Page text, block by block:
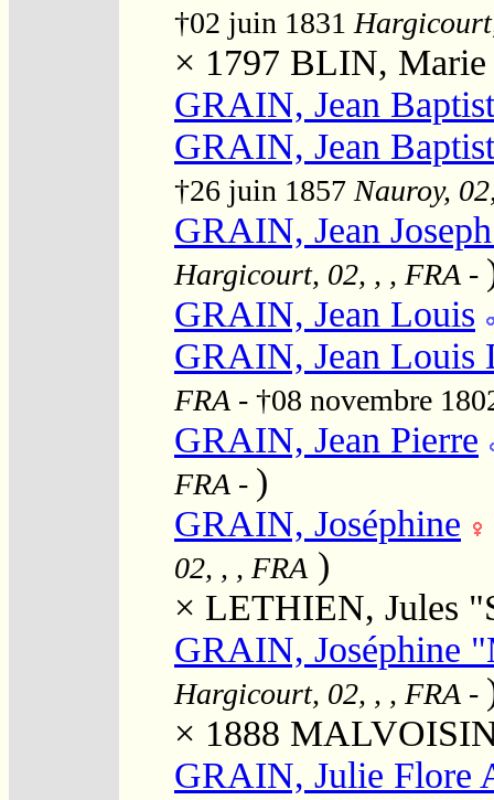
†02 juin 1831
× 1797 BLIN, Marie
GRAIN, Jean
GRAIN, Jean
†26 juin 1857 Nauroy,
GRAIN, Jean
Hargicourt, 02, , , FRA -
GRAIN, Jean Louis
GRAIN, Jean Louis
FRA - †08 novembre
GRAIN, Jean Pierre
FRA - )
GRAIN, Joséphine
02, , , FRA )
× LETHIEN, Jules
GRAIN, Joséphine
Hargicourt, 02, , , FRA -
× 1888
GRAIN, Julie Flore